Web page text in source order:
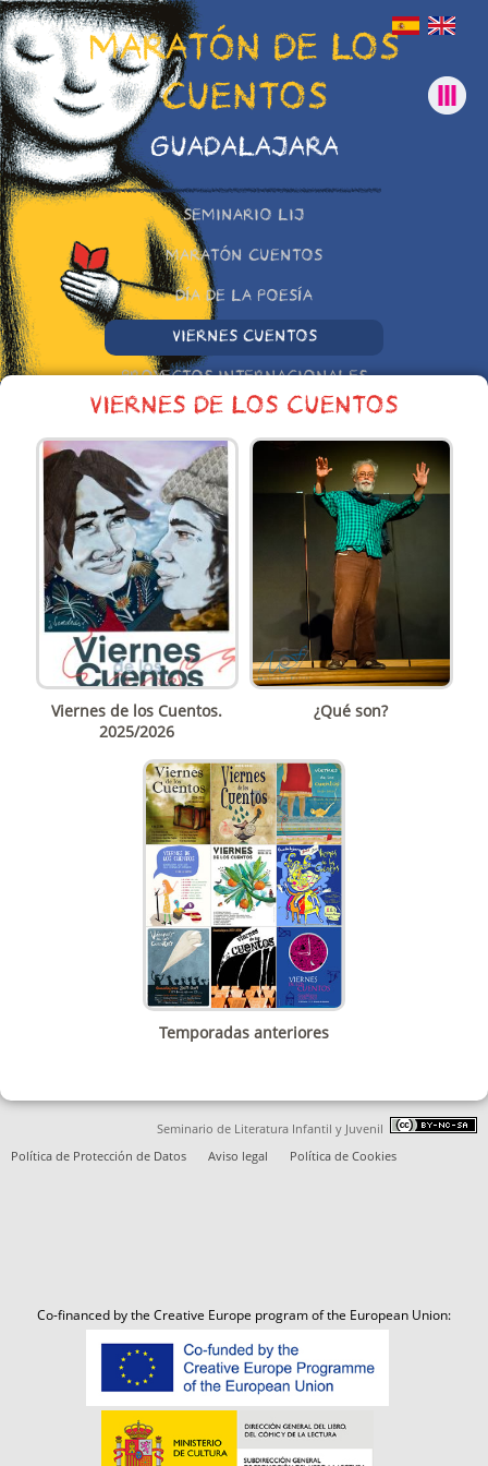
MARATÓN DE LOS
CUENTOS
GUADALAJARA
SEMINARIO LIJ
MARATÓN CUENTOS
DÍA DE LA POESÍA
VIERNES CUENTOS
PROYECTOS INTERNACIONALES
OTRAS INICIATIVAS
VIERNES DE LOS CUENTOS
Viernes de los Cuentos.
2025/2026
¿Qué son?
Temporadas anteriores
Seminario de Literatura Infantil y Juvenil
Política de Protección de Datos
Aviso legal Política de Cookies
Co-financed by the Creative Europe program of the European Union: